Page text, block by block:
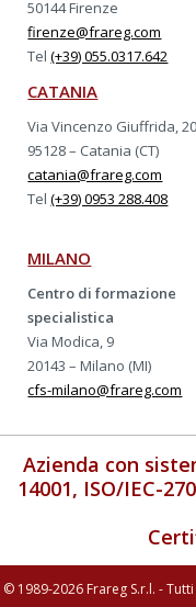
50144 Firenze
firenze@frareg.com
Tel(+39) 055.0317.642
CATANIA
Via Vincenzo Giuffrida,
95128 – Catania (CT)
catania@frareg.com
Tel(+39) 0953 288.408
MILANO
Centro di formazione
specialistica
Via Modica, 9
20143 – Milano (MI)
cfs-milano@frareg.com
Azienda con
14001, ISO/IEC-
© 1989-2026 Frareg S.r.l. -